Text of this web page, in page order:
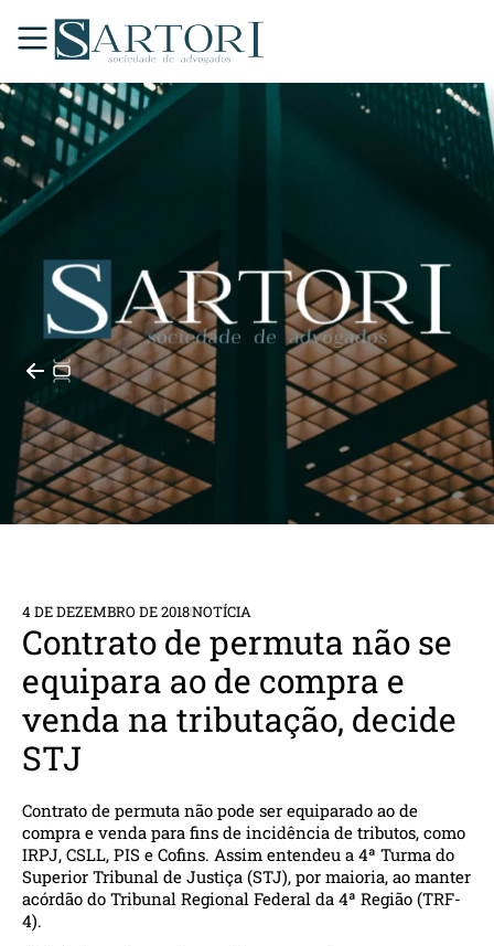
4 DE DEZEMBRO DE 2018NOTÍCIA
Contrato de permuta não se
equipara ao de compra e
venda na tributação, decide
STJ
Contrato de permuta não pode ser equiparado ao de
compra e venda para fins de incidência de tributos, como
IRPJ, CSLL, PIS e Cofins. Assim entendeu a 4ª Turma do
Superior Tribunal de Justiça (STJ), por maioria, ao manter
acórdão do Tribunal Regional Federal da 4ª Região (TRF-
4).